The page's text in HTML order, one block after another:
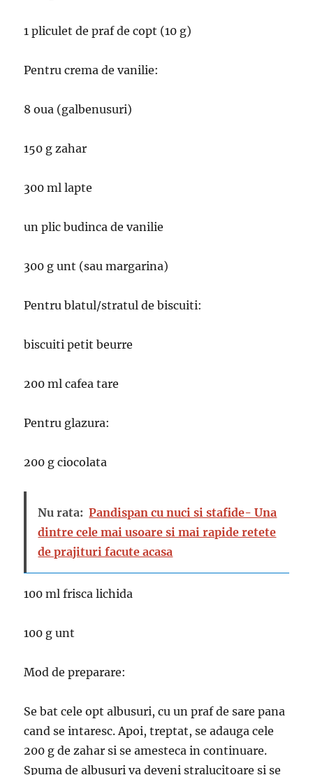
1 pliculet de praf de copt (10 g)
Pentru crema de vanilie:
8 oua (galbenusuri)
150 g zahar
300 ml lapte
un plic budinca de vanilie
300 g unt (sau margarina)
Pentru blatul/stratul de biscuiti:
biscuiti petit beurre
200 ml cafea tare
Pentru glazura:
200 g ciocolata
Nu rata: Pandispan cu nuci si stafide- Una
dintre cele mai usoare si mai rapide retete
de prajituri facute acasa
100 ml frisca lichida
100 g unt
Mod de preparare:
Se bat cele opt albusuri, cu un praf de sare pana
cand se intaresc. Apoi, treptat, se adauga cele
200 g de zahar si se amesteca in continuare.
Spuma de albusuri va deveni stralucitoare si se